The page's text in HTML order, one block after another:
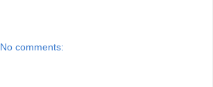
No comments: